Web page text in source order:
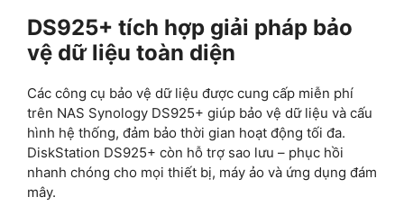
DS925+ tích hợp giải pháp bảo
vệ dữ liệu toàn diện
Các công cụ bảo vệ dữ liệu được cung cấp miễn phí
trên NAS Synology DS925+ giúp bảo vệ dữ liệu và cấu
hình hệ thống, đảm bảo thời gian hoạt động tối đa.
DiskStation DS925+ còn hỗ trợ sao lưu – phục hồi
nhanh chóng cho mọi thiết bị, máy ảo và ứng dụng đám
mây.